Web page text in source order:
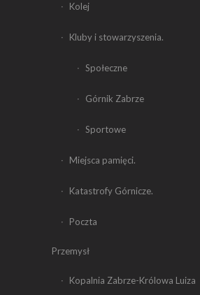
Kolej
Kluby i stowarzyszenia.
Społeczne
Górnik Zabrze
Sportowe
Miejsca pamięci.
Katastrofy Górnicze.
Poczta
Przemysł
Kopalnia Zabrze-Królowa Luiza